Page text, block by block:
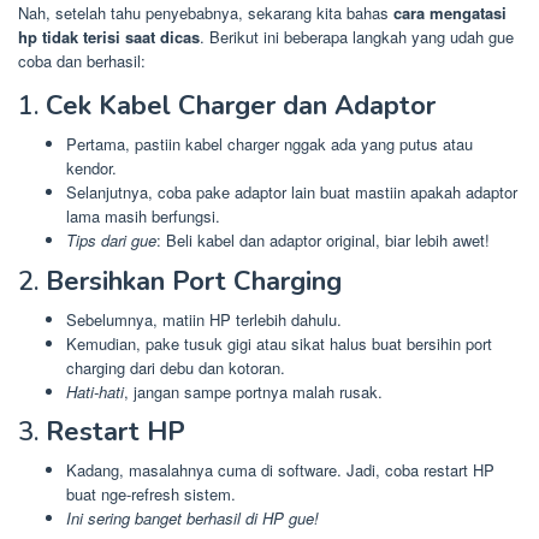
Nah, setelah tahu penyebabnya, sekarang kita bahas cara mengatasi
hp tidak terisi saat dicas. Berikut ini beberapa langkah yang udah gue
coba dan berhasil:
1. Cek Kabel Charger dan Adaptor
Pertama, pastiin kabel charger nggak ada yang putus atau
kendor.
Selanjutnya, coba pake adaptor lain buat mastiin apakah adaptor
lama masih berfungsi.
Tips dari gue: Beli kabel dan adaptor original, biar lebih awet!
2. Bersihkan Port Charging
Sebelumnya, matiin HP terlebih dahulu.
Kemudian, pake tusuk gigi atau sikat halus buat bersihin port
charging dari debu dan kotoran.
Hati-hati, jangan sampe portnya malah rusak.
3. Restart HP
Kadang, masalahnya cuma di software. Jadi, coba restart HP
buat nge-refresh sistem.
Ini sering banget berhasil di HP gue!